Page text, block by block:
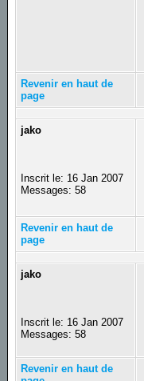
Revenir en haut de
page
jako
Inscrit le: 16 Jan 2007
Messages: 58
Revenir en haut de
page
jako
Inscrit le: 16 Jan 2007
Messages: 58
Revenir en haut de